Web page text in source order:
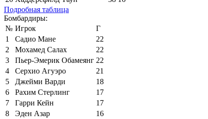
Подробная таблица
Бомбардиры:
№ Игрок
Г
1
Садио Мане
22
2
Мохамед Салах
22
3
Пьер-Эмерик Обамеянг 22
4
Серхио Агуэро
21
5
Джейми Варди
18
6
Рахим Стерлинг
17
7
Гарри Кейн
17
8
Эден Азар
16